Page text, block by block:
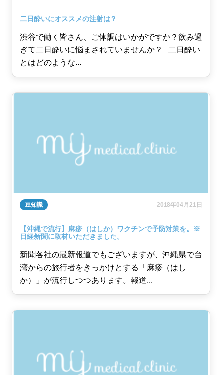
二日酔いにオススメの注射は？
渋谷で働く皆さん、ご体調はいかがですか？飲み過
ぎて二日酔いに悩まされていませんか？ 二日酔い
とはどのような...
豆知識 2018年04月21日
【沖縄で流行】麻疹（はしか）ワクチンで予防対策を。※
日経新聞に取材いただきました。
新聞各社の最新報道でもございますが、沖縄県で台
湾からの旅行者をきっかけとする「麻疹（はし
か）」が流行しつつあります。報道...